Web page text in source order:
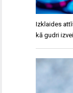
Izklaides
kā gudri